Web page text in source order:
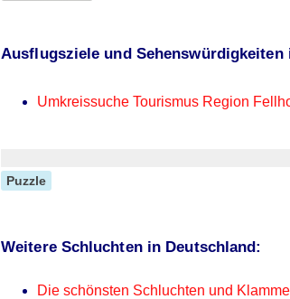
Ausflugsziele und
Umkreissuche Tourismus Region
Puzzle
Weitere Schluchten in Deutschland:
Die schönsten Schluchten und